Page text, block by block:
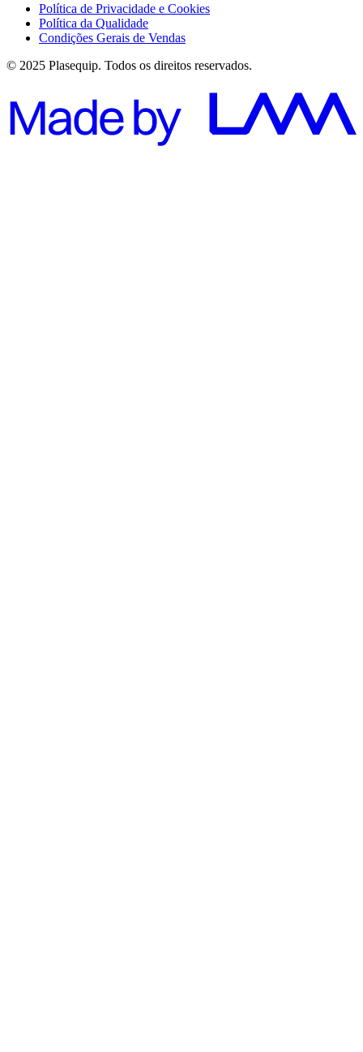
Política de Privacidade e Cookies
Política da Qualidade
Condições Gerais de Vendas
© 2025 Plasequip. Todos os direitos reservados.